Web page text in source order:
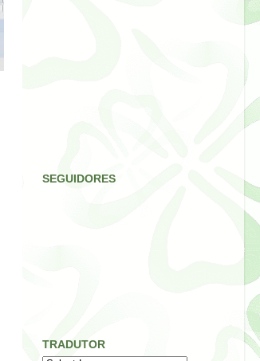
SEGUIDORES
TRADUTOR